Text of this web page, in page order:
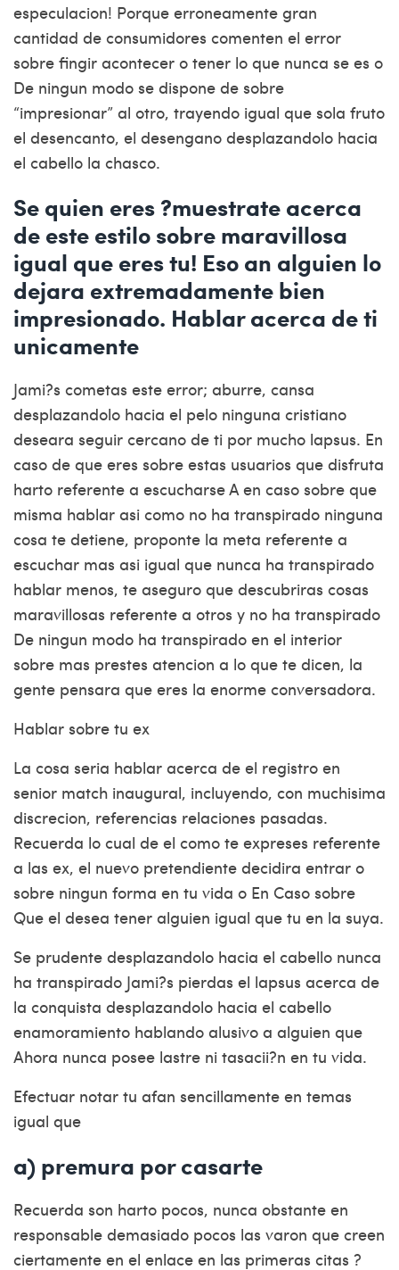
especulacion! Porque erroneamente gran
cantidad de consumidores comenten el error
sobre fingir acontecer o tener lo que nunca se es o
De ningun modo se dispone de sobre
“impresionar” al otro, trayendo igual que sola fruto
el desencanto, el desengano desplazandolo hacia
el cabello la chasco.
Se quien eres ?muestrate acerca
de este estilo sobre maravillosa
igual que eres tu! Eso an alguien lo
dejara extremadamente bien
impresionado. Hablar acerca de ti
unicamente
Jami?s cometas este error; aburre, cansa
desplazandolo hacia el pelo ninguna cristiano
deseara seguir cercano de ti por mucho lapsus. En
caso de que eres sobre estas usuarios que disfruta
harto referente a escucharse A en caso sobre que
misma hablar asi­ como no ha transpirado ninguna
cosa te detiene, proponte la meta referente a
escuchar mas asi­ igual que nunca ha transpirado
hablar menos, te aseguro que descubriras cosas
maravillosas referente a otros y no ha transpirado
De ningun modo ha transpirado en el interior
sobre mas prestes atencion a lo que te dicen, la
gente pensara que eres la enorme conversadora.
Hablar sobre tu ex
La cosa seri­a hablar acerca de el registro en
senior match inaugural, incluyendo, con muchisima
discrecion, referencias relaciones pasadas.
Recuerda lo cual de el como te expreses referente
a las ex, el nuevo pretendiente decidira entrar o
sobre ningun forma en tu vida o En Caso sobre
Que el desea tener alguien igual que tu en la suya.
Se prudente desplazandolo hacia el cabello nunca
ha transpirado Jami?s pierdas el lapsus acerca de
la conquista desplazandolo hacia el cabello
enamoramiento hablando alusivo a alguien que
Ahora nunca posee lastre ni tasacii?n en tu vida.
Efectuar notar tu afan sencillamente en temas
igual que
a) premura por casarte
Recuerda son harto pocos, nunca obstante en
responsable demasiado pocos las varon que creen
ciertamente en el enlace en las primeras citas ?